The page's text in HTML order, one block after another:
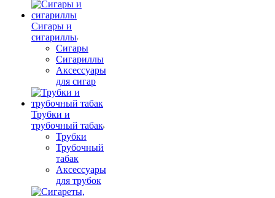
Сигары и
сигариллы
Сигары
Сигариллы
Аксессуары
для сигар
Трубки и
трубочный табак
Трубки
Трубочный
табак
Аксессуары
для трубок